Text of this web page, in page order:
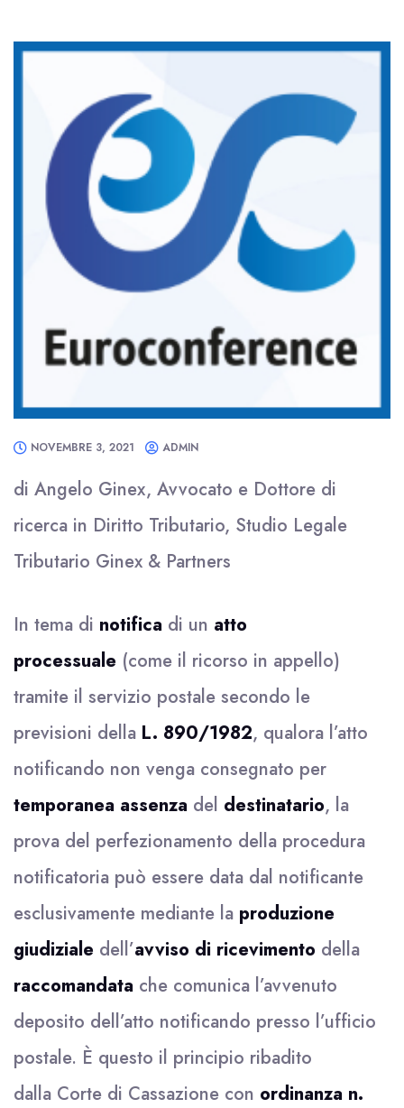
NOVEMBRE 3, 2021 ADMIN
di Angelo Ginex, Avvocato e Dottore di
ricerca in Diritto Tributario, Studio Legale
Tributario Ginex & Partners
In tema di notifica di un atto
processuale (come il ricorso in appello)
tramite il servizio postale secondo le
previsioni della L. 890/1982, qualora l’atto
notificando non venga consegnato per
temporanea assenza del destinatario, la
prova del perfezionamento della procedura
notificatoria può essere data dal notificante
esclusivamente mediante la produzione
giudiziale dell’avviso di ricevimento della
raccomandata che comunica l’avvenuto
deposito dell’atto notificando presso l’ufficio
postale. È questo il principio ribadito
dalla Corte di Cassazione con ordinanza n.